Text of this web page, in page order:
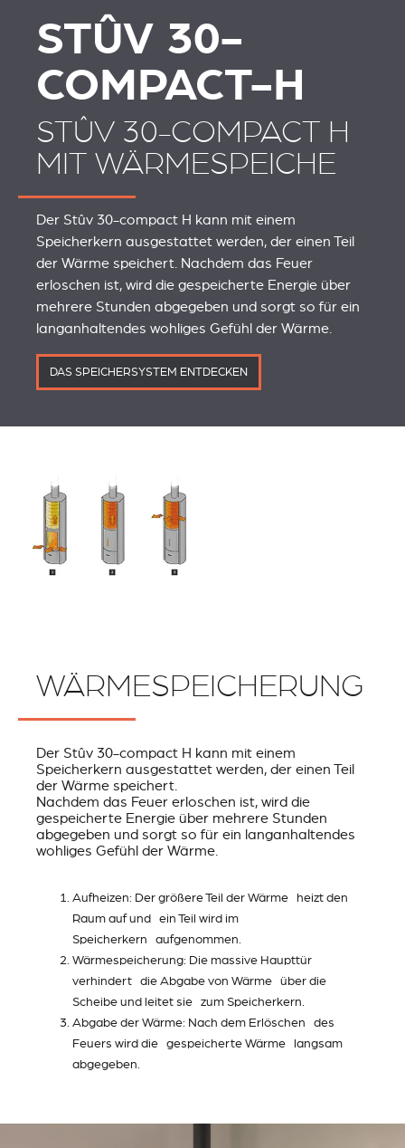
STÛV 30-
COMPACT-H
STÛV 30-COMPACT H
MIT WÄRMESPEICHE
Der Stûv 30-compact H kann mit einem
Speicherkern ausgestattet werden, der einen Teil
der Wärme speichert. Nachdem das Feuer
erloschen ist, wird die gespeicherte Energie über
mehrere Stunden abgegeben und sorgt so für ein
langanhaltendes wohliges Gefühl der Wärme.
DAS SPEICHERSYSTEM ENTDECKEN
WÄRMESPEICHERUNG
Der Stûv 30-compact H kann mit einem
Speicherkern ausgestattet werden, der einen Teil
der Wärme speichert.
Nachdem das Feuer erloschen ist, wird die
gespeicherte Energie über mehrere Stunden
abgegeben und sorgt so für ein langanhaltendes
wohliges Gefühl der Wärme.
Aufheizen: Der größere Teil der Wärme heizt den
Raum auf und ein Teil wird im
Speicherkern aufgenommen.
Wärmespeicherung: Die massive Haupttür
verhindert die Abgabe von Wärme über die
Scheibe und leitet sie zum Speicherkern.
Abgabe der Wärme: Nach dem Erlöschen des
Feuers wird die gespeicherte Wärme langsam
abgegeben.